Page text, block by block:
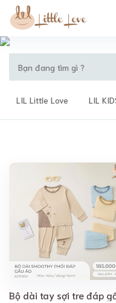
LIL Little Love LIL